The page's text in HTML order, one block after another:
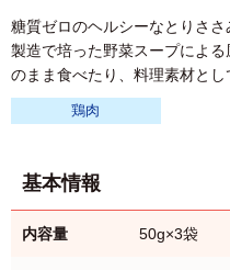
糖質ゼロのヘルシーなとりさ
製造で培った野菜スープによ
のまま食べたり、料理素材とし
鶏肉
基本情報
内容量 50g×3袋